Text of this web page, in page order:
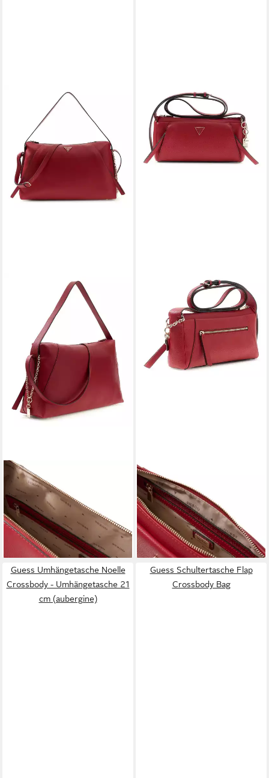
GUESS
Schultertasche Shoulder Bag
145,00 €
lieferbar - in 2-3 Werktagen bei dir
GUESS
Umhängetasche Mini
Crossbody
125,00 €
lieferbar - in 2-3 Werktagen bei dir
Guess Umhängetasche Noelle
Crossbody - Umhängetasche 21
cm (aubergine)
Guess Schultertasche Flap
Crossbody Bag